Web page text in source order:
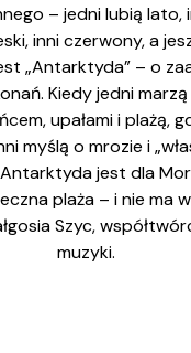
– jedni lubią lato,
inni czerwony, a
„Antarktyda” – o
Kiedy jedni
upałami i plażą,
myślą o mrozie i
jest dla
plaża – i nie ma
Szyc,
muzyki.